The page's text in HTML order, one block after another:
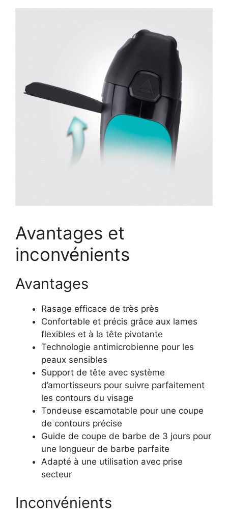
Avantages et
inconvénients
Avantages
Rasage efficace de très près
Confortable et précis grâce aux lames
flexibles et à la tête pivotante
Technologie antimicrobienne pour les
peaux sensibles
Support de tête avec système
d’amortisseurs pour suivre parfaitement
les contours du visage
Tondeuse escamotable pour une coupe
de contours précise
Guide de coupe de barbe de 3 jours pour
une longueur de barbe parfaite
Adapté à une utilisation avec prise
secteur
Inconvénients